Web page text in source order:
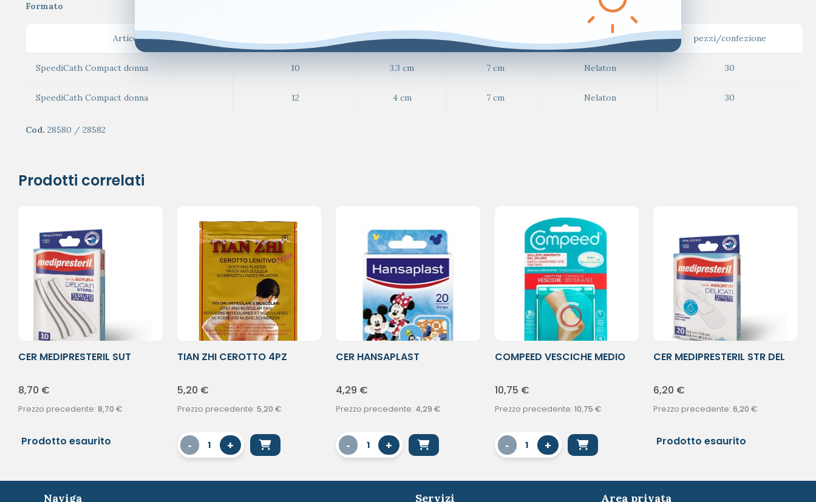
Formato
Articolo charriere (CH) diametro lunghezza tipo di punta pezzi/confezione
SpeediCath Compact donna 10 3,3 cm 7 cm Nelaton 30
SpeediCath Compact donna 12 4 cm 7 cm Nelaton 30
Cod. 28580 / 28582
Prodotti correlati
CER MEDIPRESTERIL SUT
8,70 €
Prezzo precedente: 8,70 €
Prodotto esaurito
TIAN ZHI CEROTTO 4PZ
5,20 €
Prezzo precedente: 5,20 €
- 1 +
CER HANSAPLAST
4,29 €
Prezzo precedente: 4,29 €
- 1 +
COMPEED VESCICHE MEDIO
10,75 €
Prezzo precedente: 10,75 €
- 1 +
CER MEDIPRESTERIL STR DEL
6,20 €
Prezzo precedente: 6,20 €
Prodotto esaurito
Naviga Servizi Area privata